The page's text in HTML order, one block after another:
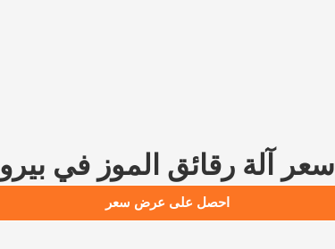
سعر آلة رقائق الموز في بيرو
احصل على عرض سعر